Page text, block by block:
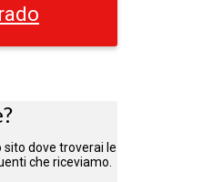
sito dove troverai le
che riceviamo.